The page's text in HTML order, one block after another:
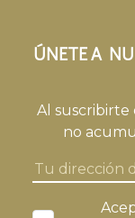
ÚNETE A
Al suscribirte
no